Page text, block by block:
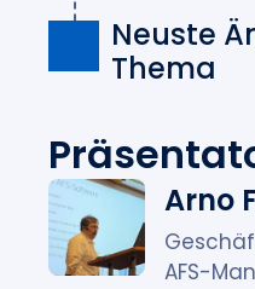
Neuste
Thema
Arno
AFS-